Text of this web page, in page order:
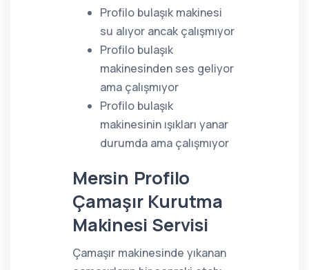
Profilo bulaşık makinesi
su alıyor ancak çalışmıyor
Profilo bulaşık
makinesinden ses geliyor
ama çalışmıyor
Profilo bulaşık
makinesinin ışıkları yanar
durumda ama çalışmıyor
Mersin Profilo
Çamaşır Kurutma
Makinesi Servisi
Çamaşır makinesinde yıkanan